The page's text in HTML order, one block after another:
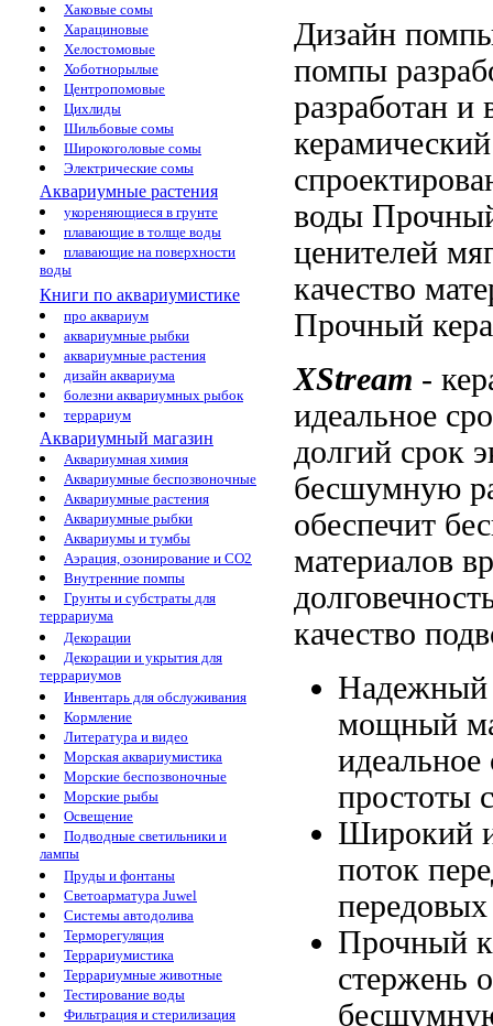
Хаковые сомы
Харациновые
Хелостомовые
Хоботнорылые
Центропомовые
Цихлиды
Шильбовые сомы
Широкоголовые сомы
Электрические сомы
Аквариумные растения
укореняющиеся в грунте
плавающие в толще воды
плавающие на поверхности
воды
Книги по аквариумистике
про аквариум
аквариумные рыбки
аквариумные растения
дизайн аквариума
болезни аквариумных рыбок
террариум
Аквариумный магазин
Аквариумная химия
Аквариумные беспозвоночные
Аквариумные растения
Аквариумные рыбки
Аквариумы и тумбы
Аэрация, озонирование и CO2
Внутренние помпы
Грунты и субстраты для
террариума
Декорации
Декорации и укрытия для
террариумов
Инвентарь для обслуживания
Кормление
Литература и видео
Морская аквариумистика
Морские беспозвоночные
Морские рыбы
Освещение
Подводные светильники и
лампы
Пруды и фонтаны
Светоарматура Juwel
Системы автодолива
Терморегуляция
Террариумистика
Террариумные животные
Тестирование воды
Фильтрация и стерилизация
Дизайн
помпы
разработан и
керамический
воды
ценителей
качество
Прочный
XStream -
идеальное
долгий срок
бесшумную
обеспечит
материалов
качество
мощный
идеальное
простоты
Широкий
поток
Прочный
стержень